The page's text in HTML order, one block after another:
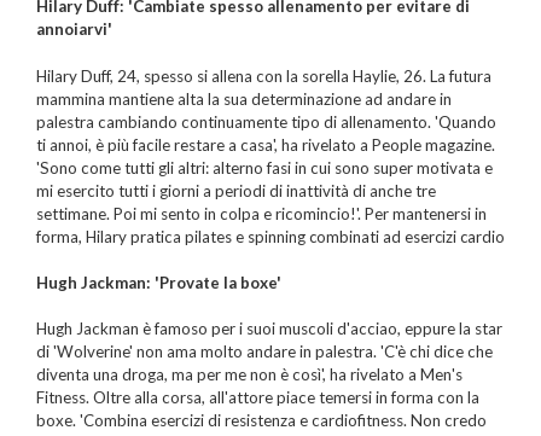
Hilary Duff: 'Cambiate spesso allenamento per evitare di
annoiarvi'
Hilary Duff, 24, spesso si allena con la sorella Haylie, 26. La futura
mammina mantiene alta la sua determinazione ad andare in
palestra cambiando continuamente tipo di allenamento. 'Quando
ti annoi, è più facile restare a casa', ha rivelato a People magazine.
'Sono come tutti gli altri: alterno fasi in cui sono super motivata e
mi esercito tutti i giorni a periodi di inattività di anche tre
settimane. Poi mi sento in colpa e ricomincio!'. Per mantenersi in
forma, Hilary pratica pilates e spinning combinati ad esercizi cardio
Hugh Jackman: 'Provate la boxe'
Hugh Jackman è famoso per i suoi muscoli d'acciao, eppure la star
di 'Wolverine' non ama molto andare in palestra. 'C'è chi dice che
diventa una droga, ma per me non è così', ha rivelato a Men's
Fitness. Oltre alla corsa, all'attore piace temersi in forma con la
boxe. 'Combina esercizi di resistenza e cardiofitness. Non credo